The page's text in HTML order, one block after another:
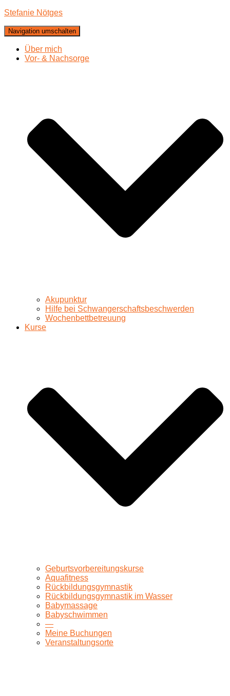
Stefanie Nötges
Navigation umschalten
Über mich
Vor- & Nachsorge
Akupunktur
Hilfe bei Schwangerschaftsbeschwerden
Wochenbettbetreuung
Kurse
Geburtsvorbereitungskurse
Aquafitness
Rückbildungsgymnastik
Rückbildungsgymnastik im Wasser
Babymassage
Babyschwimmen
—
Meine Buchungen
Veranstaltungsorte